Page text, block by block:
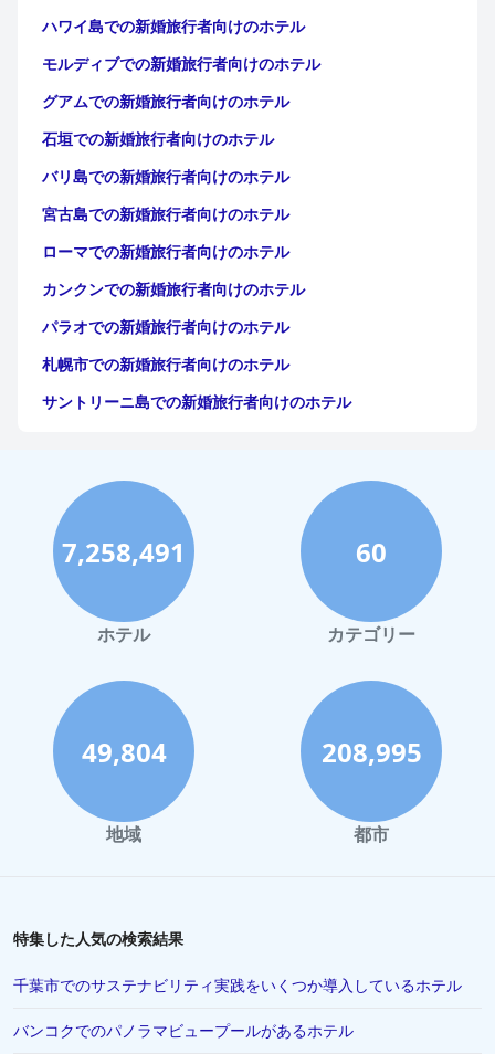
ハワイ島での新婚旅行者向けのホテル
モルディブでの新婚旅行者向けのホテル
グアムでの新婚旅行者向けのホテル
石垣での新婚旅行者向けのホテル
バリ島での新婚旅行者向けのホテル
宮古島での新婚旅行者向けのホテル
ローマでの新婚旅行者向けのホテル
カンクンでの新婚旅行者向けのホテル
パラオでの新婚旅行者向けのホテル
札幌市での新婚旅行者向けのホテル
サントリーニ島での新婚旅行者向けのホテル
京都市での新婚旅行者向けのホテル
ヨーロッパでの新婚旅行者向けのホテル
オーストラリアでの新婚旅行者向けのホテル
ニューカレドニアでの新婚旅行者向けのホテル
那覇市での新婚旅行者向けのホテル
7,258,491
ホテル
60
カテゴリー
49,804
地域
208,995
都市
特集した人気の検索結果
千葉市でのサステナビリティ実践をいくつか導入しているホテル
バンコクでのパノラマビュープールがあるホテル